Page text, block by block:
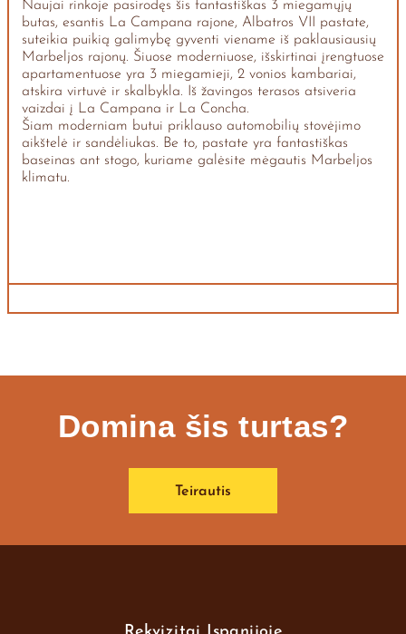
Naujai rinkoje pasirodęs šis fantastiškas 3 miegamųjų
butas, esantis La Campana rajone, Albatros VII pastate,
suteikia puikią galimybę gyventi viename iš paklausiausių
Marbeljos rajonų. Šiuose moderniuose, išskirtinai įrengtuose
apartamentuose yra 3 miegamieji, 2 vonios kambariai,
atskira virtuvė ir skalbykla. Iš žavingos terasos atsiveria
vaizdai į La Campana ir La Concha.
Šiam moderniam butui priklauso automobilių stovėjimo
aikštelė ir sandėliukas. Be to, pastate yra fantastiškas
baseinas ant stogo, kuriame galėsite mėgautis Marbeljos
klimatu.
Domina šis turtas?
Teirautis